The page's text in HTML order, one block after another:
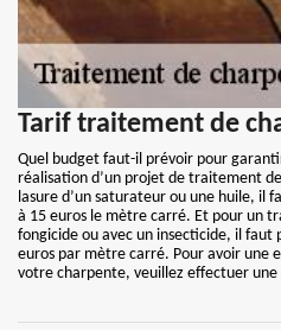
Tarif traitement de
Quel budget faut-il prévoir pour
réalisation d’un projet de traitement
lasure d’un saturateur ou une huile, il
à 15 euros le mètre carré. Et pour un
fongicide ou avec un insecticide, il faut
euros par mètre carré. Pour avoir une
votre charpente, veuillez effectuer une